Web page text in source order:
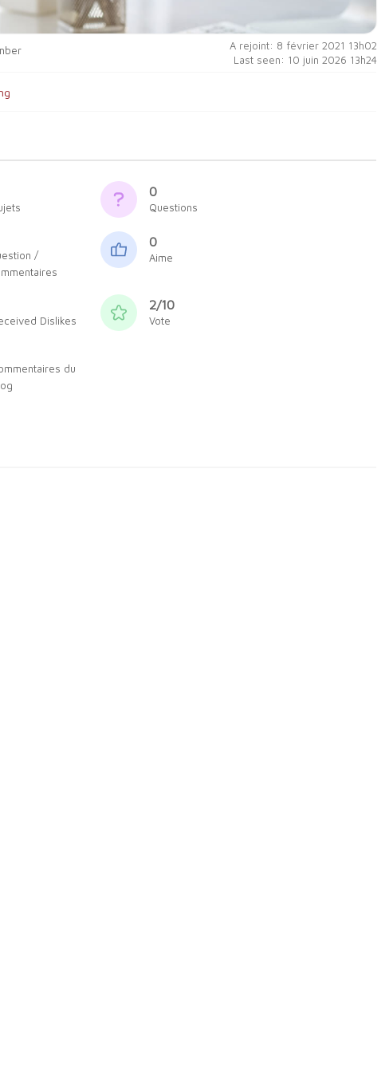
A rejoint: 8 février 2021 13h02
Last seen: 10 juin 2026 13h24
0
Questions
/
0
Aime
Dislikes
2/10
Vote
du